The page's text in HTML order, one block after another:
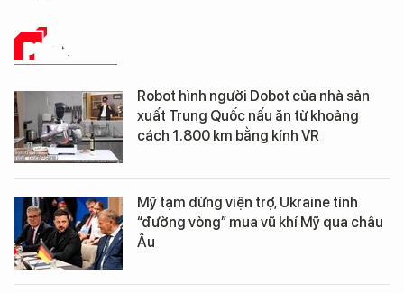
PHÂN TÍCH
Robot hình người Dobot của nhà sản
xuất Trung Quốc nấu ăn từ khoảng
cách 1.800 km bằng kính VR
Mỹ tạm dừng viện trợ, Ukraine tính
“đường vòng” mua vũ khí Mỹ qua châu
Âu